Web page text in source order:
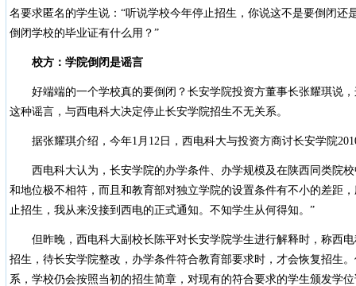
名要求匿名的学生说：“听说学校今年停止招生，你说这不是要倒闭还
倒闭学校的毕业证有什么用？”
校方：学院倒闭是谣言
好端端的一个学校真的要倒闭？长安学院投资方董事长张耀琪说，
这种谣言，与西电科大决定停止长安学院招生不无关系。
据张耀琪介绍，今年1月12日，西电科大与投资方商讨长安学院
西电科大认为，长安学院的办学条件、办学规模及在陕西同类院校
和地位极不相符，而且和教育部对独立学院的设置条件有不小的差距
止招生，我从来没接到西电的正式通知。不知学生从何得知。”
但昨晚，西电科大副校长陈平对长安学院学生进行解释时，称西电
招生，待长安学院整改，办学条件符合教育部要求时，才会恢复招生
系，学校仍会按照当初的招生简章，对现有的符合要求的学生颁发学